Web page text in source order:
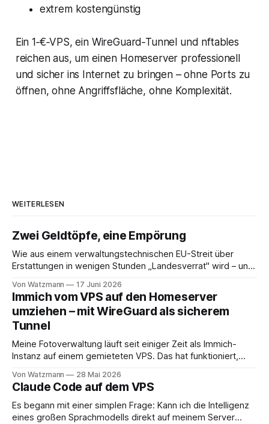
extrem kostengünstig
Ein 1‑€‑VPS, ein WireGuard‑Tunnel und nftables
reichen aus, um einen Homeserver professionell
und sicher ins Internet zu bringen – ohne Ports zu
öffnen, ohne Angriffsfläche, ohne Komplexität.
WEITERLESEN
Zwei Geldtöpfe, eine Empörung
Wie aus einem verwaltungstechnischen EU-Streit über
Erstattungen in wenigen Stunden „Landesverrat" wird – und
etwas gesehen hätte. Es gibt eine Sorte Beitrag, die in
sozialen Netzwerken zuverlässig funktioniert. Man nehme
zwei wahre Tatsachen, stelle sie nebeneinander, füge das
Wörtchen „zeitgleich"
Von Watzmann 17 Juni 2026
Immich vom VPS auf den Homeserver
umziehen – mit WireGuard als sicherem
Tunnel
Meine Fotoverwaltung läuft seit einiger Zeit als Immich-
Instanz auf einem gemieteten VPS. Das hat funktioniert,
sich nicht ideal an – und die monatlichen Kosten für einen
VPS mit ausreichend Speicher summieren sich. Die Lösung:
Immich zieht auf den Homeserver um.
Von Watzmann 28 Mai 2026
Claude Code auf dem VPS
Es begann mit einer simplen Frage: Kann ich die Intelligenz
eines großen Sprachmodells direkt auf meinem Server